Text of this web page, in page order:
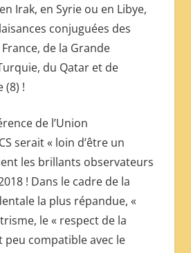
Irak, en Syrie ou en Libye,
conjuguées des
de la Grande
du Qatar et de
(8) !
de l’Union
serait « loin d’être un
les brillants observateurs
! Dans le cadre de la
la plus répandue, «
le « respect de la
peu compatible avec le